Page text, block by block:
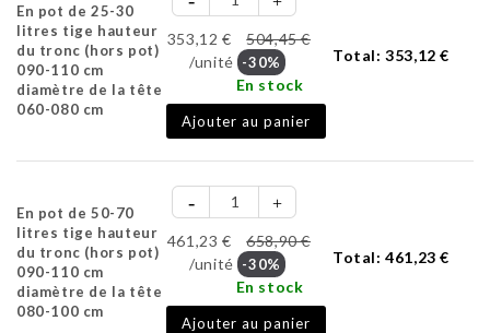
En pot de 25-30
litres tige hauteur
du tronc (hors pot)
090-110 cm
diamètre de la tête
060-080 cm
353,12 €
504,45 €
/unité -30%
En stock
Ajouter au panier
Total:353,12 €
En pot de 50-70
litres tige hauteur
du tronc (hors pot)
090-110 cm
diamètre de la tête
080-100 cm
461,23 €
658,90 €
/unité -30%
En stock
Ajouter au panier
Total:461,23 €